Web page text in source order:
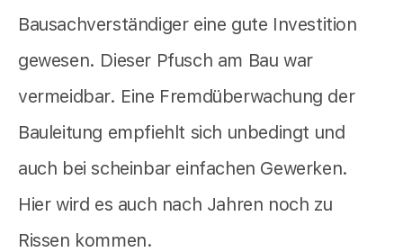
Bausachverständiger eine gute Investition
gewesen. Dieser Pfusch am Bau war
vermeidbar. Eine Fremdüberwachung der
Bauleitung empfiehlt sich unbedingt und
auch bei scheinbar einfachen Gewerken.
Hier wird es auch nach Jahren noch zu
Rissen kommen.